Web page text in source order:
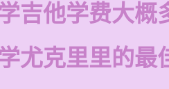
吉他学费大概
尤克里里的最